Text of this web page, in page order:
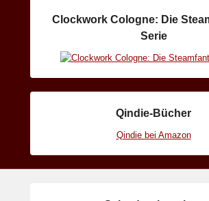
Clockwork Cologne: Die
Serie
Qindie-Bücher
Qindie bei Amazon